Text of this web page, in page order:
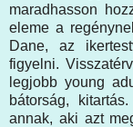
maradhasson
eleme a
Dane, az
figyelni.
legjobb young
bátorság,
annak, aki azt